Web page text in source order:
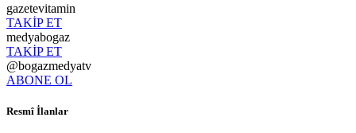
gazetevitamin
TAKİP ET
medyabogaz
TAKİP ET
@bogazmedyatv
ABONE OL
Resmî İlanlar